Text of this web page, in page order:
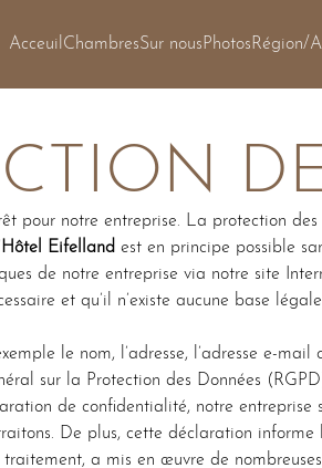
Acceuil ChambresSur nousPhotosRégion/
pour notre entreprise. La protection
Hôtel Eifelland est en principe possible
de notre entreprise via notre site
et qu’il n’existe aucune base
le nom, l’adresse, l’adresse e-
sur la Protection des Données
de confidentialité, notre
De plus, cette déclaration informe
a mis en œuvre de